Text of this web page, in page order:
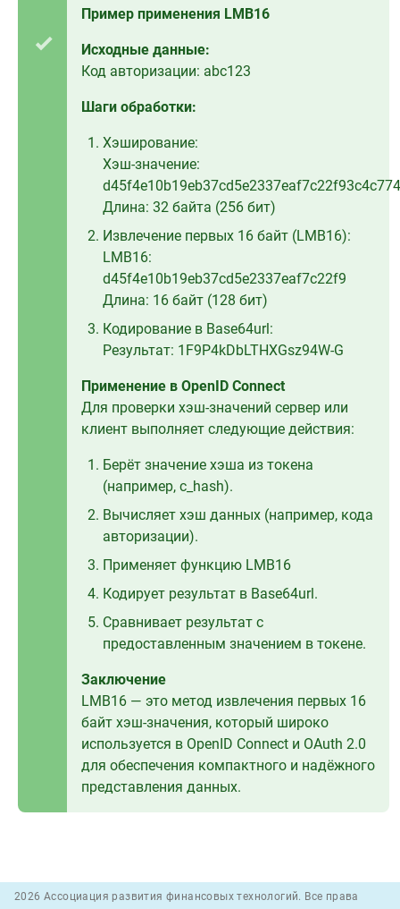
Пример применения LMB16
Исходные данные:
Код авторизации: abc123
Шаги обработки:
Хэширование:
Хэш-значение:
Длина: 32 байта (256 бит)
Извлечение первых 16 байт (LMB16):
LMB16:
d45f4e10b19eb37cd5e2337eaf7c22f9
Длина: 16 байт (128 бит)
Кодирование в Base64url:
Результат: 1F9P4kDbLTHXGsz94W-G
Применение в OpenID Connect
Для проверки хэш-значений сервер или
клиент выполняет следующие действия:
Берёт значение хэша из токена
(например, c_hash).
Вычисляет хэш данных (например, кода
авторизации).
Применяет функцию LMB16
Кодирует результат в Base64url.
Сравнивает результат с
предоставленным значением в токене.
Заключение
LMB16 — это метод извлечения первых 16
байт хэш-значения, который широко
используется в OpenID Connect и OAuth 2.0
для обеспечения компактного и надёжного
представления данных.
2026 Ассоциация развития финансовых технологий. Все права